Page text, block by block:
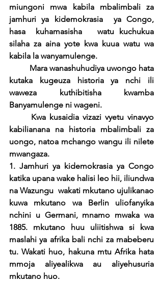
miungoni mwa kabila mbalimbali za
jamhuri ya kidemokrasia  ya Congo,
hasa  kuhamasisha   watu kuchukua
silaha za aina yote kwa kuua watu wa
kabila la wanyamulenge.
Mara wanashuhudiya uwongo hata
kutaka kugeuza historia ya nchi ili
waweza kuthibitisha kwamba
Banyamulenge ni wageni.
Kwa kusaidia vizazi vyetu vinavyo
kabilianana na historia mbalimbali za
uongo, natoa mchango wangu ili nilete
mwangaza.
1. Jamhuri ya kidemokrasia ya Congo
katika upana wake halisi leo hii, iliundwa
na Wazungu  wakati mkutano ujulikanao
kuwa mkutano wa Berlin uliofanyika
nchini u Germani, mnamo mwaka wa
1885. mkutano huu uliitishwa si kwa
maslahi ya afrika bali nchi za mabeberu
tu. Wakati huo, hakuna mtu Afrika hata
mmoja aliyealikwa au aliyehusuria
mkutano huo.